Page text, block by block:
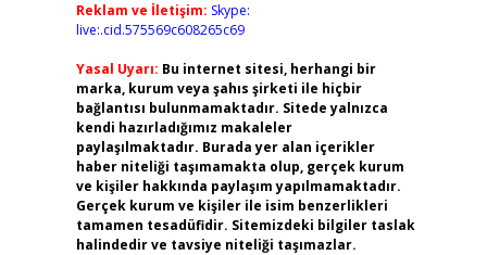
Reklam ve İletişim: Skype:
live:.cid.575569c608265c69
Yasal Uyarı: Bu internet sitesi, herhangi bir
marka, kurum veya şahıs şirketi ile hiçbir
bağlantısı bulunmamaktadır. Sitede yalnızca
kendi hazırladığımız makaleler
paylaşılmaktadır. Burada yer alan içerikler
haber niteliği taşımamakta olup, gerçek kurum
ve kişiler hakkında paylaşım yapılmamaktadır.
Gerçek kurum ve kişiler ile isim benzerlikleri
tamamen tesadüfidir. Sitemizdeki bilgiler taslak
halindedir ve tavsiye niteliği taşımazlar.